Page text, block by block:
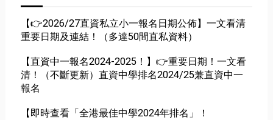
【👉2026/27直資私立小一報名日期公佈】一文看清
重要日期及連結！（多達50間直私資料）
【直資中一報名2024-2025！】👉重要日期！一文看
清！（不斷更新）直資中學排名2024/25兼直資中一
報名
【即時查看「全港最佳中學2024年排名」！